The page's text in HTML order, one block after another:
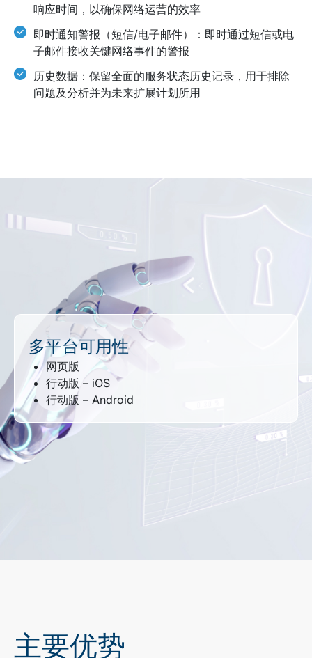
响应时间，以确保网络运营的效率
即时通知警报（短信/电子邮件）：即时通过短信或电
子邮件接收关键网络事件的警报
历史数据：保留全面的服务状态历史记录，用于排除
问题及分析并为未来扩展计划所用
多平台可用性
网页版
行动版 – iOS
行动版 – Android
主要优势